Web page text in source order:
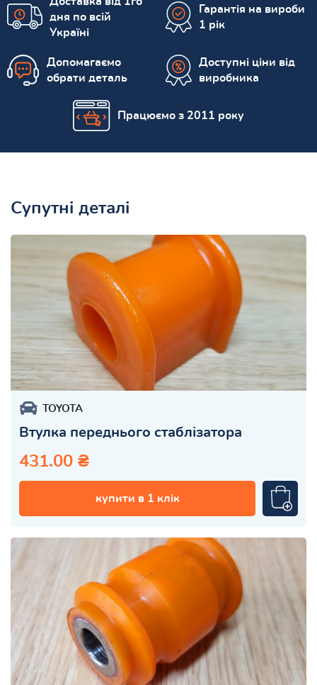
дня по всій
Україні
Гарантія на вироби
1 рік
Допомагаємо
обрати деталь
Доступні ціни від
виробника
Працюємо з 2011 року
Супутні деталі
TOYOTA
Втулка переднього стаблізатора
431.00 ₴
купити в 1 клік